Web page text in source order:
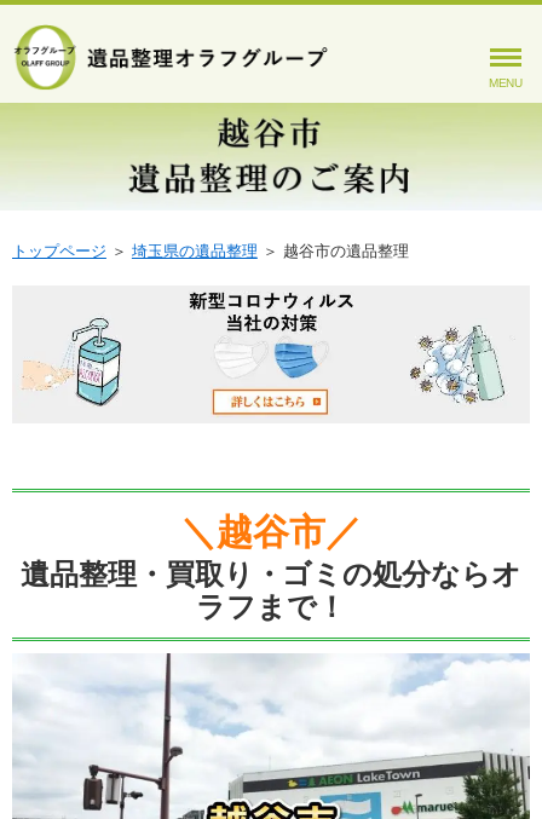
MENU
トップページ ＞ 埼玉県の遺品整理 ＞ 越谷市の遺品整理
＼越谷市／
遺品整理・買取り・ゴミの処分ならオ
ラフまで！